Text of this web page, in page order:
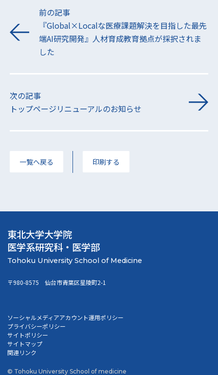
前の記事
『Global×Localな医療課題解決を目指した最先
端AI研究開発』人材育成教育拠点が採択されま
した
次の記事
トップページリニューアルのお知らせ
一覧へ戻る 印刷する
東北大学大学院
医学系研究科・医学部
〒980-8575 仙台市青葉区星陵町2-1
ソーシャルメディアアカウント運用ポリシー
プライバシーポリシー
サイトポリシー
サイトマップ
関連リンク
© Tohoku University School of medicine